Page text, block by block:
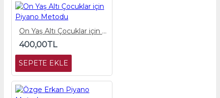
On Yaş Altı Çocuklar için Piyano Metodu
400,00TL
SEPETE EKLE